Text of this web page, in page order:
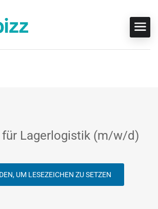
für Lagerlogistik (m/w/d)
UM LESEZEICHEN ZU SETZEN